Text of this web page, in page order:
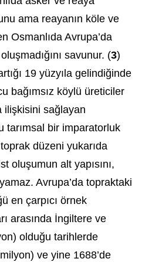
ama reayanın köle ve
Osmanlıda Avrupa’da
savunur. (3)
19 yüzyıla gelindiğinde
bağımsız köylü üreticiler
ilişkisini sağlayan
tarımsal bir imparatorluk
düzeni yukarıda
oluşumun alt yapısını,
Avrupa’da topraktaki
en çarpıcı örnek
arasında İngiltere ve
olduğu tarihlerde
ve yine 1688’de